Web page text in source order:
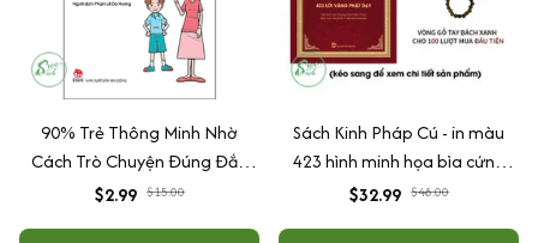
90% Trẻ Thông Minh Nhờ
Cách Trò Chuyện Đúng Đắn
Của Cha Mẹ
$2.99 $15.00
Sách Kinh Pháp Cú - in màu
423 hình minh họa bìa cứng
cao cấp + tặng kèm vòng tay
$32.99 $48.00